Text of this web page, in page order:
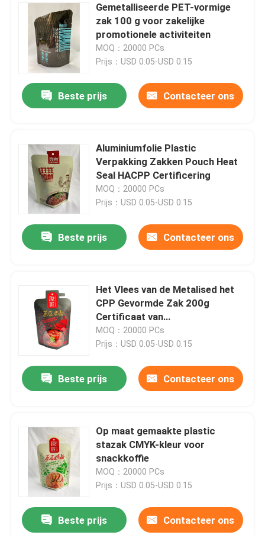
Gemetalliseerde PET-vormige
zak 100 g voor zakelijke
promotionele activiteiten
MOQ：20000 PCs
Prijs：USD 0.05-USD 0.15
Beste prijs Contacteer ons
Aluminiumfolie Plastic
Verpakking Zakken Pouch Heat
Seal HACPP Certificering
MOQ：20000 PCs
Prijs：USD 0.05-USD 0.15
Beste prijs Contacteer ons
Het Vlees van de Metalised het
CPP Gevormde Zak 200g
Certificaat van
Verpakkingszakken ISO
MOQ：20000 PCs
Prijs：USD 0.05-USD 0.15
Beste prijs Contacteer ons
Op maat gemaakte plastic
stazak CMYK-kleur voor
snackkoffie
MOQ：20000 PCs
Prijs：USD 0.05-USD 0.15
Beste prijs Contacteer ons